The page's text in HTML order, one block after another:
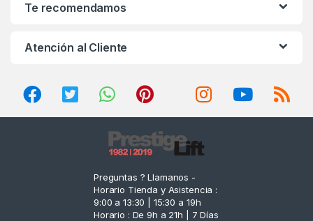
a
Te recomendamos
Atención al Cliente
Preguntas ? Llamanos -
Horario Tienda y Asistencia :
9:00 a 13:30 | 15:30 a 19h
Horario : De 9h a 21h | 7 Días